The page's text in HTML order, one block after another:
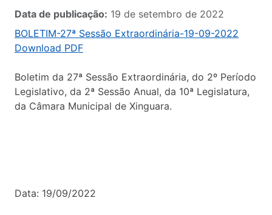
Data de publicação: 19 de setembro de 2022
BOLETIM-27ª Sessão Extraordinária-19-09-2022
Download PDF
Boletim da 27ª Sessão Extraordinária, do 2º Período
Legislativo, da 2ª Sessão Anual, da 10ª Legislatura,
da Câmara Municipal de Xinguara.
Data: 19/09/2022